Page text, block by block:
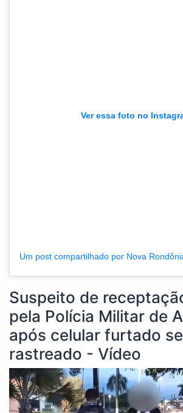
Ver essa foto no
Suspeito de
pela Polícia Militar de
após celular furtado
rastreado - Vídeo